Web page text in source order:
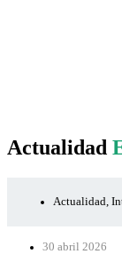
Actualidad
Actualidad
30 abril 2026